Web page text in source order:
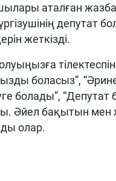
аталған
депутат
жеткізді.
боласыз”,
болады”, “Депутат
Әйел бақытын мен
олар.